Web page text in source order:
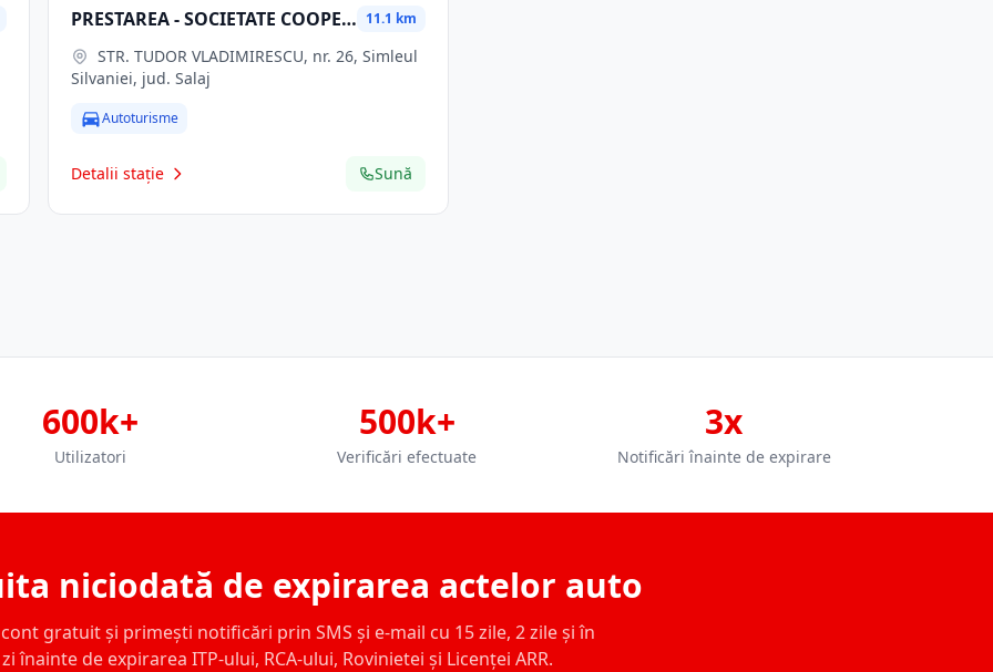
PRESTAREA - SOCIETATE COOPERATIVĂ MEŞTEŞUGĂREASCĂ 11.1 km
Silvaniei, jud. Salaj
Autoturisme
Detalii stație Sună
600k+
Utilizatori
500k+
Verificări efectuate
3x
Notificări înainte de expirare
niciodată de expirarea actelor auto
gratuit și primești notificări prin SMS și e-mail cu 15 zile, 2 zile și în
înainte de expirarea ITP-ului, RCA-ului, Rovinietei și Licenței ARR.